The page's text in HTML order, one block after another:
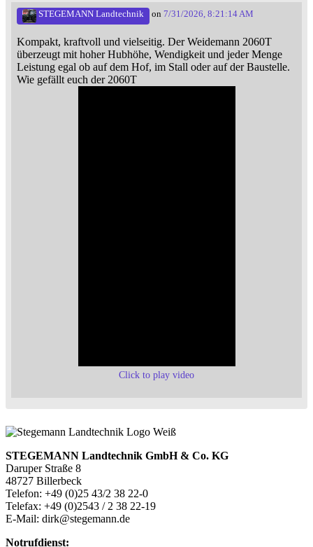
STEGEMANN Landtechnik on 7/31/2026, 8:21:14 AM
Kompakt, kraftvoll und vielseitig. Der Weidemann 2060T
überzeugt mit hoher Hubhöhe, Wendigkeit und jeder Menge
Leistung egal ob auf dem Hof, im Stall oder auf der Baustelle.
Wie gefällt euch der 2060T
Click to play video
STEGEMANN Landtechnik GmbH & Co. KG
Daruper Straße 8
48727 Billerbeck
Telefon: +49 (0)25 43/2 38 22-0
Telefax: +49 (0)2543 / 2 38 22-19
E-Mail: dirk@stegemann.de
Notrufdienst: